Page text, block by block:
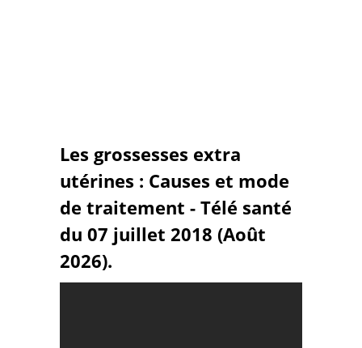
Les grossesses extra
utérines : Causes et mode
de traitement - Télé santé
du 07 juillet 2018 (Août
2026).